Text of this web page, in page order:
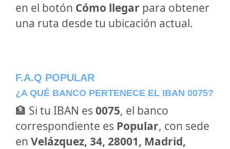
en el botón Cómo llegar para obtener
una ruta desde tu ubicación actual.
F.A.Q POPULAR
¿A QUÉ BANCO PERTENECE EL IBAN 0075?
🏦 Si tu IBAN es 0075, el banco
correspondiente es Popular, con sede
en Velázquez, 34, 28001, Madrid,